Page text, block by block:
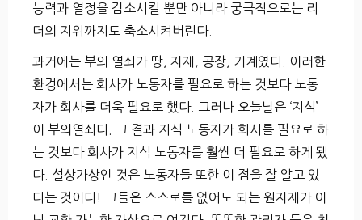
능력과 열정을 감소시킬 뿐만 아니라 궁극적으로는 리
더의 지위까지도 축소시켜버린다.
과거에는 부의 열쇠가 땅, 자재, 공장, 기계였다. 이러한
환경에서는 회사가 노동자를 필요로 하는 것보다 노동
자가 회사를 더욱 필요로 했다. 그러나 오늘날은 ‘지식’
이 부의열쇠다. 그 결과 지식 노동자가 회사를 필요로 하
는 것보다 회사가 지식 노동자를 훨씬 더 필요로 하게 됐
다. 설상가상인 것은 노동자들 또한 이 점을 잘 알고 있
다는 것이다! 그들은 스스로를 없어도 되는 원자재가 아